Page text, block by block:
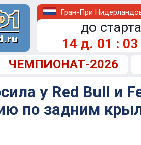
Гран-При
до
14 д. 01 : 03
ЧЕМПИОНАТ-2026
у Red Bull и
по задним